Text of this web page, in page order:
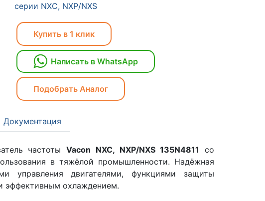
серии NXC, NXP/NXS
Купить в 1 клик
Написать в WhatsApp
Подобрать Аналог
Документация
частоты Vacon NXC, NXP/NXS 135N4811
со
в тяжёлой промышленности. Надёжная
управления двигателями, функциями защиты
эффективным охлаждением.